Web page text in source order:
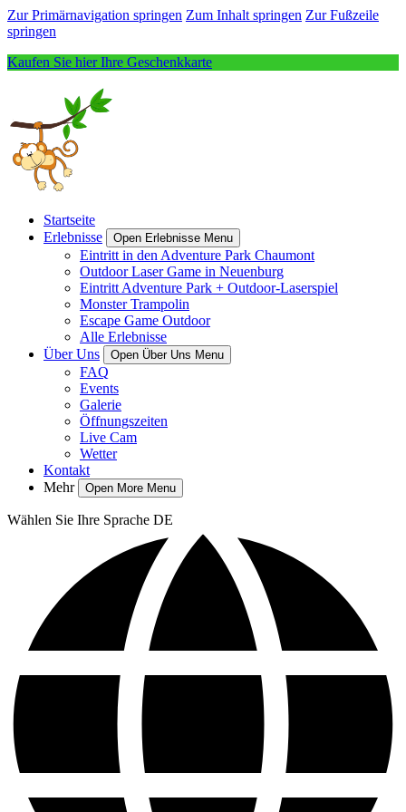
Zur Primärnavigation springen Zum Inhalt springen Zur Fußzeile
springen
Kaufen Sie hier Ihre Geschenkkarte
Startseite
Erlebnisse
Open Erlebnisse Menu
Eintritt in den Adventure Park Chaumont
Outdoor Laser Game in Neuenburg
Eintritt Adventure Park + Outdoor-Laserspiel
Monster Trampolin
Escape Game Outdoor
Alle Erlebnisse
Über Uns
Open Über Uns Menu
FAQ
Events
Galerie
Öffnungszeiten
Live Cam
Wetter
Kontakt
Mehr
Open More Menu
Wählen Sie Ihre Sprache DE